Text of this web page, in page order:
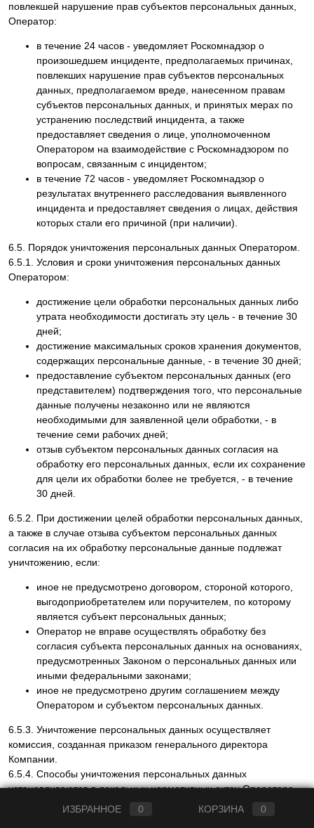
повлекшей нарушение прав субъектов персональных данных,
Оператор:
в течение 24 часов - уведомляет Роскомнадзор о
произошедшем инциденте, предполагаемых причинах,
повлекших нарушение прав субъектов персональных
данных, предполагаемом вреде, нанесенном правам
субъектов персональных данных, и принятых мерах по
устранению последствий инцидента, а также
предоставляет сведения о лице, уполномоченном
Оператором на взаимодействие с Роскомнадзором по
вопросам, связанным с инцидентом;
в течение 72 часов - уведомляет Роскомнадзор о
результатах внутреннего расследования выявленного
инцидента и предоставляет сведения о лицах, действия
которых стали его причиной (при наличии).
6.5. Порядок уничтожения персональных данных Оператором.
6.5.1. Условия и сроки уничтожения персональных данных
Оператором:
достижение цели обработки персональных данных либо
утрата необходимости достигать эту цель - в течение 30
дней;
достижение максимальных сроков хранения документов,
содержащих персональные данные, - в течение 30 дней;
предоставление субъектом персональных данных (его
представителем) подтверждения того, что персональные
данные получены незаконно или не являются
необходимыми для заявленной цели обработки, - в
течение семи рабочих дней;
отзыв субъектом персональных данных согласия на
обработку его персональных данных, если их сохранение
для цели их обработки более не требуется, - в течение
30 дней.
6.5.2. При достижении целей обработки персональных данных,
а также в случае отзыва субъектом персональных данных
согласия на их обработку персональные данные подлежат
уничтожению, если:
иное не предусмотрено договором, стороной которого,
выгодоприобретателем или поручителем, по которому
является субъект персональных данных;
Оператор не вправе осуществлять обработку без
согласия субъекта персональных данных на основаниях,
предусмотренных Законом о персональных данных или
иными федеральными законами;
иное не предусмотрено другим соглашением между
Оператором и субъектом персональных данных.
6.5.3. Уничтожение персональных данных осуществляет
комиссия, созданная приказом генерального директора
Компании.
6.5.4. Способы уничтожения персональных данных
устанавливаются в локальных нормативных актах Оператора.
ИЗБРАННОЕ 0 КОРЗИНА 0